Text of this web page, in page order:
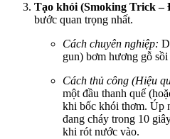
Tạo khói (Smoking Trick –
bước quan trọng nhất.
Cách chuyên nghiệp:
gun) bơm hương gỗ
Cách thủ công (Hiệu
một đầu thanh quế
khi bốc khói thơm. Úp
đang cháy trong 10
khi rót nước vào.